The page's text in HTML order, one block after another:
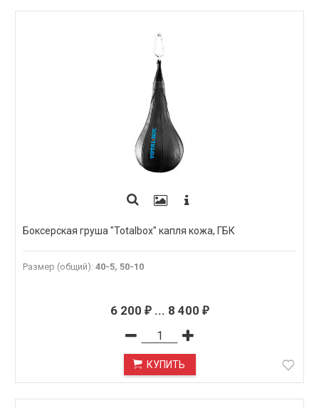
Боксерская груша "Totalbox" капля кожа, ГБК
Размер (общий): 40-5, 50-10
6 200 ₽... 8 400 ₽
КУПИТЬ